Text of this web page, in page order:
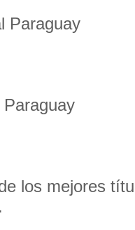
Paraguay
los mejores